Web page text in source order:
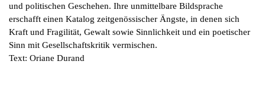
und politischen Geschehen. Ihre unmittelbare Bildsprache
erschafft einen Katalog zeitgenössischer Ängste, in denen sich
Kraft und Fragilität, Gewalt sowie Sinnlichkeit und ein poetischer
Sinn mit Gesellschaftskritik vermischen.
Text: Oriane Durand